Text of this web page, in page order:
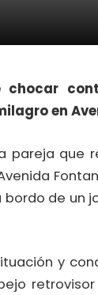
chocar
en
pareja que
de un
y